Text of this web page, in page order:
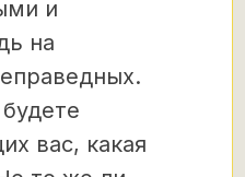
и
на
вас, какая